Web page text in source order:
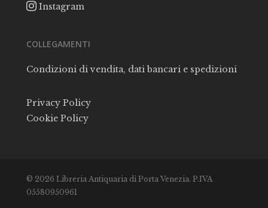
Instagram
COLLEGAMENTI
Condizioni di vendita, dati bancari e spedizioni
Privacy Policy
Cookie Policy
© 2026 Libreria Antiquaria di Porta Venezia. P.IVA
05580950961